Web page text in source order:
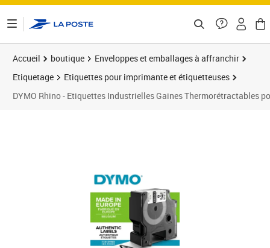
Accueil boutique
Enveloppes et emballages à affranchir
Etiquetage
Etiquettes pour imprimante et étiquetteuses
DYMO Rhino - Etiquettes Industrielles Gaines Thermorétractables